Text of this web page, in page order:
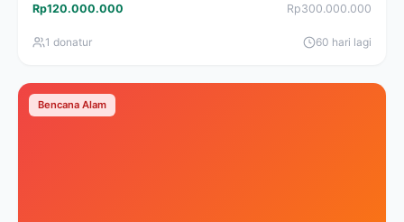
Rp120.000.000 Rp300.000.000
1 donatur 60 hari lagi
Bencana Alam